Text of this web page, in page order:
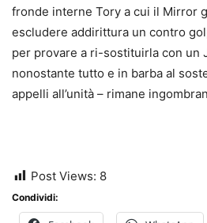
fronde interne Tory a cui il Mirror
escludere addirittura un contro
per provare a ri-sostituirla con un
nonostante tutto e in barba al
appelli all’unità – rimane
Post Views: 8
Condividi: